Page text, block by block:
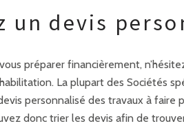
un devis
préparer financièrement,
La plupart des Sociétés
personnalisé des travaux à faire
donc trier les devis afin de